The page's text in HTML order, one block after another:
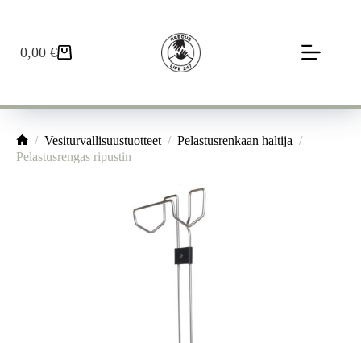
Ostoskori
0,00 €
Home
/ Vesiturvallisuustuotteet / Pelastusrenkaan haltija /
Pelastusrengas ripustin